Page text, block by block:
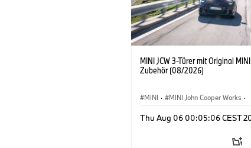
MINI JCW 3-Türer mit Original
Zubehör (08/2026)
MINI · MINI John Cooper Works ·
Sonderausstattungen, Zubehör
Thu Aug 06 00:05:06 CEST